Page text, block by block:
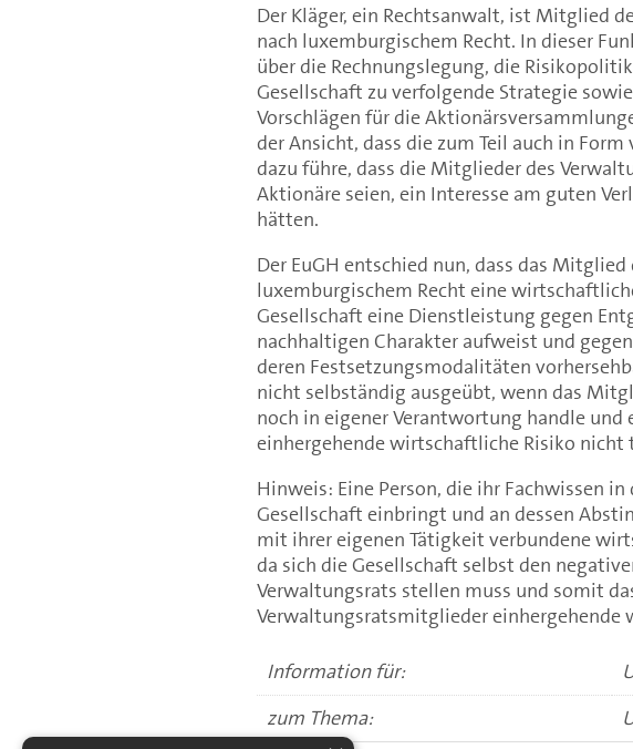
Der Kläger, ein Rechtsanwalt, ist Mitglied
nach luxemburgischem Recht. In dieser
über die Rechnungslegung, die
Gesellschaft zu verfolgende Strategie
Vorschlägen für die
der Ansicht, dass die zum Teil auch in
dazu führe, dass die Mitglieder des
Aktionäre seien, ein Interesse am guten
hätten.
Der EuGH entschied nun, dass das
luxemburgischem Recht eine
Gesellschaft eine Dienstleistung gegen
nachhaltigen Charakter aufweist und
deren Festsetzungsmodalitäten
nicht selbständig ausgeübt, wenn das
noch in eigener Verantwortung handle und
einhergehende wirtschaftliche Risiko nicht
Hinweis: Eine Person, die ihr Fachwissen
Gesellschaft einbringt und an dessen
mit ihrer eigenen Tätigkeit verbundene
da sich die Gesellschaft selbst den
Verwaltungsrats stellen muss und somit
Verwaltungsratsmitglieder einhergehende
Information für:
zum Thema: